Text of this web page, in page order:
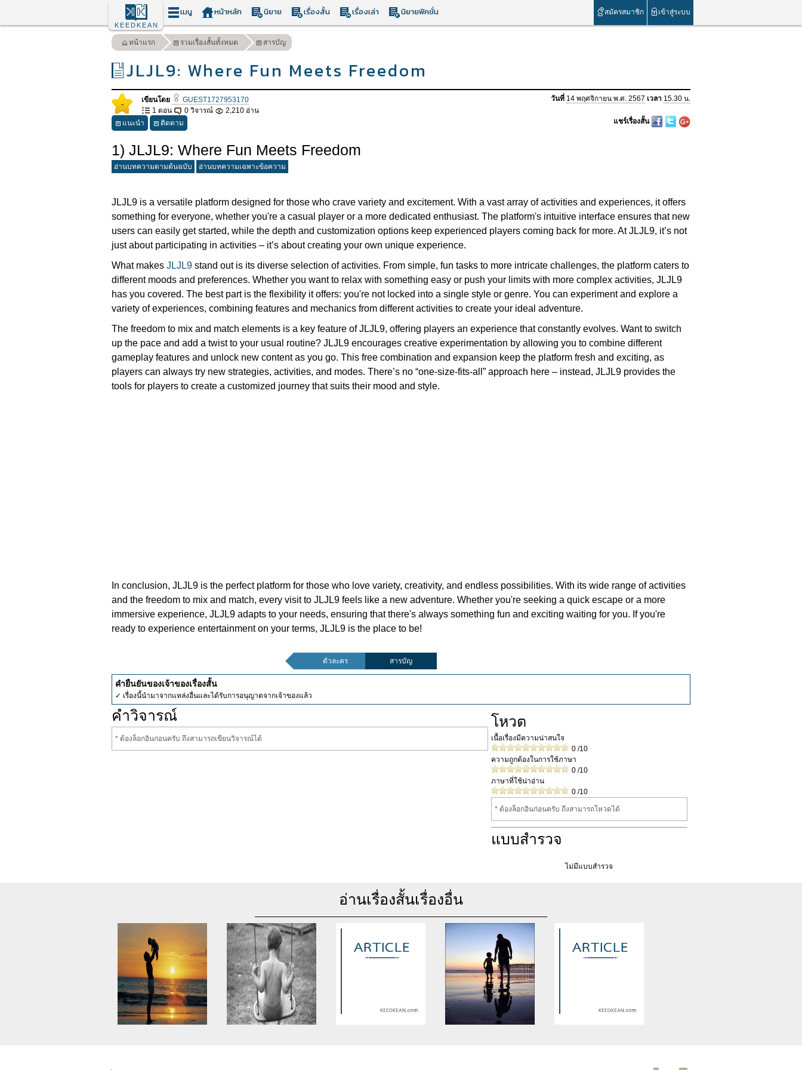
KEEDKEAN
เมนู หน้าหลัก นิยาย เรื่องสั้น เรื่องเล่า นิยายฟิคชั่น สมัครสมาชิก เข้าสู่ระบบ
หน้าแรก รวมเรื่องสั้นทั้งหมด สารบัญ
JLJL9: Where Fun Meets Freedom
- เขียนโดย GUEST1727953170 วันที่ 14 พฤศจิกายน พ.ศ. 2567 เวลา 15.30 น.
1 ตอน
0 วิจารณ์
2,210 อ่าน
แนะนำ
ติดตาม แชร์เรื่องสั้น
1) JLJL9: Where Fun Meets Freedom
อ่านบทความตามต้นฉบับ อ่านบทความเฉพาะข้อความ
JLJL9 is a versatile platform designed for those who crave variety and excitement. With a vast array of activities and experiences, it offers
something for everyone, whether you're a casual player or a more dedicated enthusiast. The platform's intuitive interface ensures that new
users can easily get started, while the depth and customization options keep experienced players coming back for more. At JLJL9, it’s not
just about participating in activities – it’s about creating your own unique experience.
What makes JLJL9 stand out is its diverse selection of activities. From simple, fun tasks to more intricate challenges, the platform caters to
different moods and preferences. Whether you want to relax with something easy or push your limits with more complex activities, JLJL9
has you covered. The best part is the flexibility it offers: you're not locked into a single style or genre. You can experiment and explore a
variety of experiences, combining features and mechanics from different activities to create your ideal adventure.
The freedom to mix and match elements is a key feature of JLJL9, offering players an experience that constantly evolves. Want to switch
up the pace and add a twist to your usual routine? JLJL9 encourages creative experimentation by allowing you to combine different
gameplay features and unlock new content as you go. This free combination and expansion keep the platform fresh and exciting, as
players can always try new strategies, activities, and modes. There’s no “one-size-fits-all” approach here – instead, JLJL9 provides the
tools for players to create a customized journey that suits their mood and style.
In conclusion, JLJL9 is the perfect platform for those who love variety, creativity, and endless possibilities. With its wide range of activities
and the freedom to mix and match, every visit to JLJL9 feels like a new adventure. Whether you're seeking a quick escape or a more
immersive experience, JLJL9 adapts to your needs, ensuring that there's always something fun and exciting waiting for you. If you're
ready to experience entertainment on your terms, JLJL9 is the place to be!
ตัวละคร สารบัญ
คำยืนยันของเจ้าของเรื่องสั้น
✓ เรื่องนี้นำมาจากแหล่งอื่นและได้รับการอนุญาตจากเจ้าของแล้ว
คำวิจารณ์
* ต้องล็อกอินก่อนครับ ถึงสามารถเขียนวิจารณ์ได้
โหวต
เนื้อเรื่องมีความน่าสนใจ
0/10
ความถูกต้องในการใช้ภาษา
0/10
ภาษาที่ใช้น่าอ่าน
0/10
* ต้องล็อกอินก่อนครับ ถึงสามารถโหวดได้
แบบสำรวจ
ไม่มีแบบสำรวจ
อ่านเรื่องสั้นเรื่องอื่น